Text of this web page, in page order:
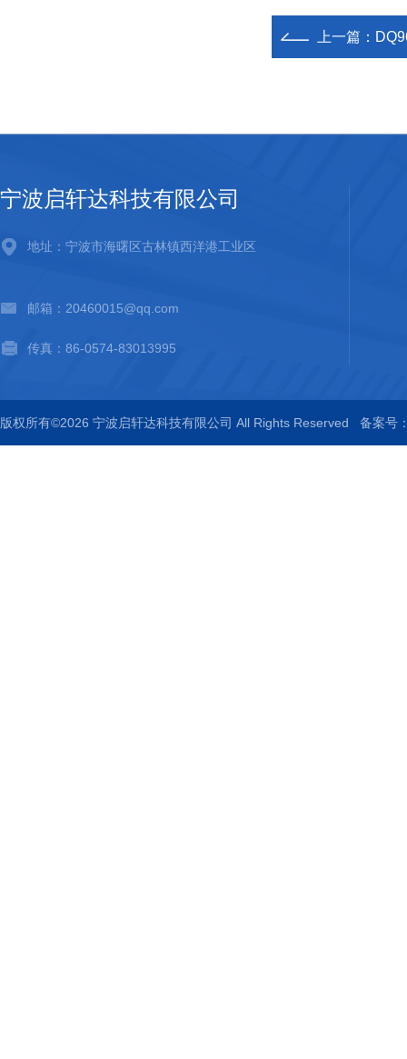
上一篇：
宁波启轩达科技有限公司
地址：宁波市海曙区古林镇西洋港工业区
邮箱：20460015@qq.com
传真：86-0574-83013995
版权所有©2026 宁波启轩达科技有限公司 All Rights Reserved 备案号